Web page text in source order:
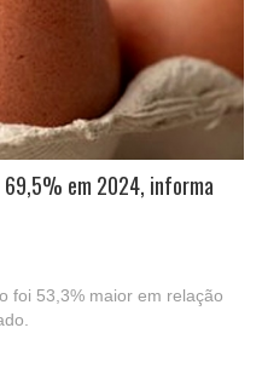
69,5% em 2024, informa
foi 53,3% maior em relação